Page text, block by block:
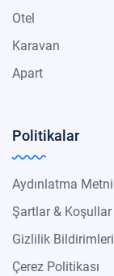
Otel
Karavan
Apart
Politikalar
Aydınlatma Metni
Şartlar & Koşullar
Gizlilik Bildirimleri
Çerez Politikası